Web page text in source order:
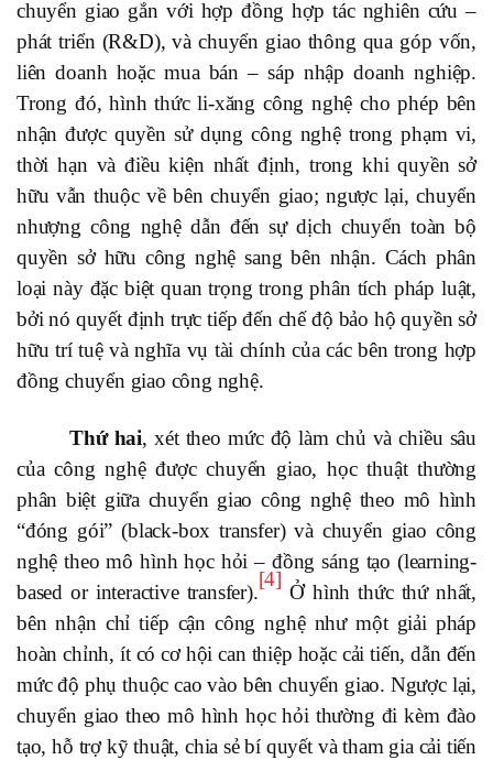
chuyển giao gắn với hợp đồng hợp tác nghiên cứu –
phát triển (R&D), và chuyển giao thông qua góp vốn,
liên doanh hoặc mua bán – sáp nhập doanh nghiệp.
Trong đó, hình thức li-xăng công nghệ cho phép bên
nhận được quyền sử dụng công nghệ trong phạm vi,
thời hạn và điều kiện nhất định, trong khi quyền sở
hữu vẫn thuộc về bên chuyển giao; ngược lại, chuyển
nhượng công nghệ dẫn đến sự dịch chuyển toàn bộ
quyền sở hữu công nghệ sang bên nhận. Cách phân
loại này đặc biệt quan trọng trong phân tích pháp luật,
bởi nó quyết định trực tiếp đến chế độ bảo hộ quyền sở
hữu trí tuệ và nghĩa vụ tài chính của các bên trong hợp
đồng chuyển giao công nghệ.
Thứ hai, xét theo mức độ làm chủ và chiều sâu
của công nghệ được chuyển giao, học thuật thường
phân biệt giữa chuyển giao công nghệ theo mô hình
“đóng gói” (black-box transfer) và chuyển giao công
nghệ theo mô hình học hỏi – đồng sáng tạo (learning-
based or interactive transfer).
[4]
Ở hình thức thứ nhất,
bên nhận chỉ tiếp cận công nghệ như một giải pháp
hoàn chỉnh, ít có cơ hội can thiệp hoặc cải tiến, dẫn đến
mức độ phụ thuộc cao vào bên chuyển giao. Ngược lại,
chuyển giao theo mô hình học hỏi thường đi kèm đào
tạo, hỗ trợ kỹ thuật, chia sẻ bí quyết và tham gia cải tiến